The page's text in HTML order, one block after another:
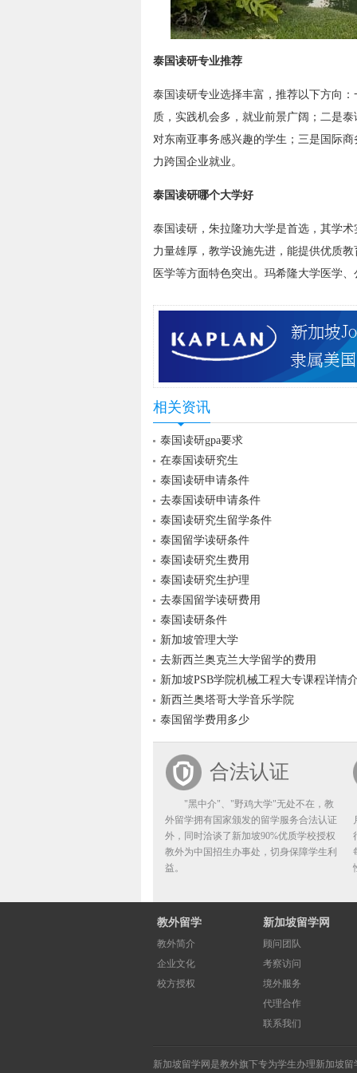
泰国读研专业推荐
泰国读研专业选择丰富，推荐以下方向
质，实践机会多，就业前景广阔；二是
对东南亚事务感兴趣的学生；三是国际
力跨国企业就业。
泰国读研哪个大学好
泰国读研，朱拉隆功大学是首选，其学
力量雄厚，教学设施先进，能提供优质
医学等方面特色突出。玛希隆大学医学
相关资讯
泰国读研gpa要求
在泰国读研究生
泰国读研申请条件
去泰国读研申请条件
泰国读研究生留学条件
泰国留学读研条件
泰国读研究生费用
泰国读研究生护理
去泰国留学读研费用
泰国读研条件
新加坡管理大学
去新西兰奥克兰大学留学的费用
新加坡PSB学院机械工程大专课程详情
新西兰奥塔哥大学音乐学院
泰国留学费用多少
合法认证
"黑中介"、"野鸡大学"无处不在，教
外留学拥有国家颁发的留学服务合法认证
外，同时洽谈了新加坡90%优质学校授权
教外为中国招生办事处，切身保障学生利
益。
教外留学
教外简介
企业文化
校方授权
新加坡留学网
顾问团队
考察访问
境外服务
代理合作
联系我们
新加坡留学网 是教外旗下专为学生办理新加坡留